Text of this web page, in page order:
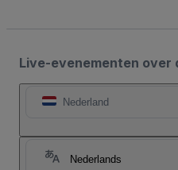
Live-evenementen over
Nederland
Nederlands